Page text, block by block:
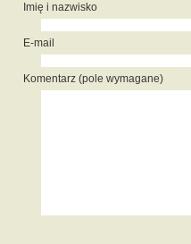
Imię i nazwisko
E-mail
Komentarz (pole wymagane)